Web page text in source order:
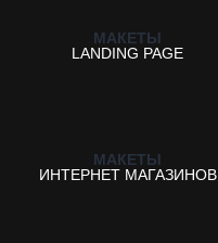
МАКЕТЫ
LANDING PAGE
МАКЕТЫ
ИНТЕРНЕТ МАГАЗИНОВ